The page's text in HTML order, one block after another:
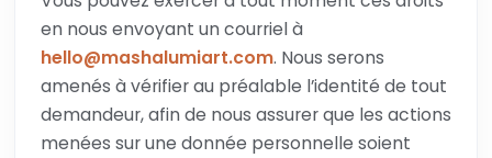
en nous envoyant un courriel à
hello@mashalumiart.com. Nous serons
amenés à vérifier au préalable l’identité de tout
demandeur, afin de nous assurer que les actions
menées sur une donnée personnelle soient